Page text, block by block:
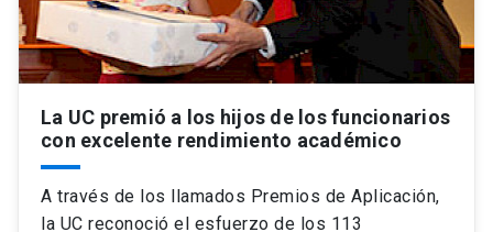
La UC premió a los hijos de los funcionarios
con excelente rendimiento académico
A través de los llamados Premios de Aplicación,
la UC reconoció el esfuerzo de los 113